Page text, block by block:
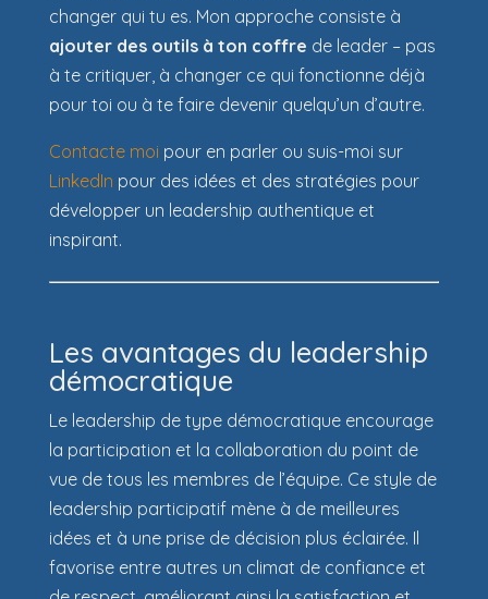
changer qui tu es. Mon approche consiste à
ajouter des outils à ton coffre de leader – pas
à te critiquer, à changer ce qui fonctionne déjà
pour toi ou à te faire devenir quelqu’un d’autre.
Contacte moi pour en parler ou suis-moi sur
LinkedIn pour des idées et des stratégies pour
développer un leadership authentique et
inspirant.
Les avantages du leadership
démocratique
Le leadership de type démocratique encourage
la participation et la collaboration du point de
vue de tous les membres de l’équipe. Ce style de
leadership participatif mène à de meilleures
idées et à une prise de décision plus éclairée. Il
favorise entre autres un climat de confiance et